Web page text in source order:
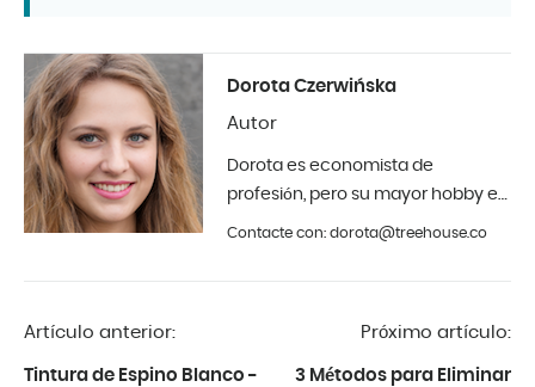
Dorota Czerwińska
Autor
Dorota es economista de
profesión, pero su mayor hobby es
la fotografía y el diseño de
principios de 2019.
Contacte con: dorota@treehouse.co
Artículo anterior:
Tintura de Espino Blanco -
Próximo artículo:
3 Métodos para Eliminar